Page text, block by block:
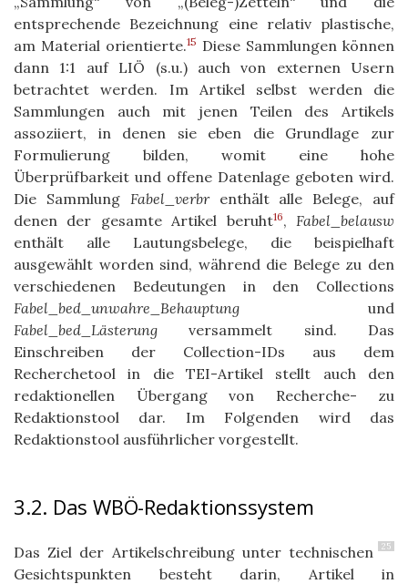
entsprechende Bezeichnung eine relativ plastische,
am Material orientierte.15 Diese Sammlungen können
dann 1:1 auf LIÖ (s.u.) auch von externen Usern
betrachtet werden. Im Artikel selbst werden die
Sammlungen auch mit jenen Teilen des Artikels
assoziiert, in denen sie eben die Grundlage zur
Formulierung bilden, womit eine hohe
Überprüfbarkeit und offene Datenlage geboten wird.
Die Sammlung Fabel_verbrenthält alle Belege, auf
denen der gesamte Artikel beruht16, Fabel_belausw
enthält alle Lautungsbelege, die beispielhaft
ausgewählt worden sind, während die Belege zu den
verschiedenen Bedeutungen in den Collections
Fabel_bed_unwahre_Behauptung und
Fabel_bed_Lästerung versammelt sind. Das
Einschreiben der Collection-IDs aus dem
Recherchetool in die TEI-Artikel stellt auch den
redaktionellen Übergang von Recherche- zu
Redaktionstool dar. Im Folgenden wird das
Redaktionstool ausführlicher vorgestellt.
3.2. Das WBÖ-Redaktionssystem
25
Das Ziel der Artikelschreibung unter technischen
Gesichtspunkten besteht darin, Artikel in